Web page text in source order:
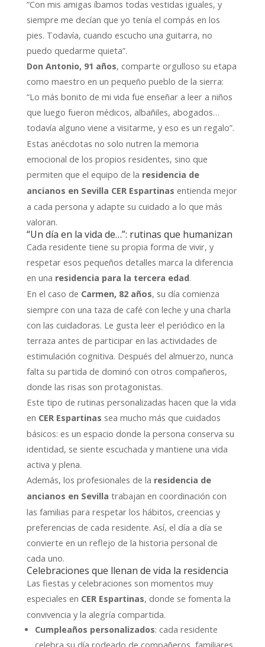
“Con mis amigas íbamos todas vestidas iguales, y
siempre me decían que yo tenía el compás en los
pies. Todavía, cuando escucho una guitarra, no
puedo quedarme quieta”.
Don Antonio, 91 años, comparte orgulloso su etapa
como maestro en un pequeño pueblo de la sierra:
“Lo más bonito de mi vida fue enseñar a leer a niños
que luego fueron médicos, albañiles, abogados…
todavía alguno viene a visitarme, y eso es un regalo”.
Estas anécdotas no solo nutren la memoria
emocional de los propios residentes, sino que
permiten que el equipo de la residencia de
ancianos en Sevilla CER Espartinas entienda mejor
a cada persona y adapte su cuidado a lo que más
valoran.
“Un día en la vida de…”: rutinas que humanizan
Cada residente tiene su propia forma de vivir, y
respetar esos pequeños detalles marca la diferencia
en una residencia para la tercera edad.
En el caso de Carmen, 82 años, su día comienza
siempre con una taza de café con leche y una charla
con las cuidadoras. Le gusta leer el periódico en la
terraza antes de participar en las actividades de
estimulación cognitiva. Después del almuerzo, nunca
falta su partida de dominó con otros compañeros,
donde las risas son protagonistas.
Este tipo de rutinas personalizadas hacen que la vida
en CER Espartinas sea mucho más que cuidados
básicos: es un espacio donde la persona conserva su
identidad, se siente escuchada y mantiene una vida
activa y plena.
Además, los profesionales de la residencia de
ancianos en Sevilla trabajan en coordinación con
las familias para respetar los hábitos, creencias y
preferencias de cada residente. Así, el día a día se
convierte en un reflejo de la historia personal de
cada uno.
Celebraciones que llenan de vida la residencia
Las fiestas y celebraciones son momentos muy
especiales en CER Espartinas, donde se fomenta la
convivencia y la alegría compartida.
Cumpleaños personalizados: cada residente